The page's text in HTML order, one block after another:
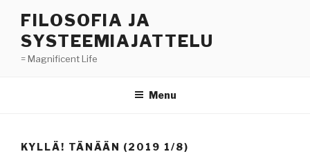
content
FILOSOFIA JA
SYSTEEMIAJATTELU
= Magnificent Life
Menu
KYLLÄ! TÄNÄÄN (2019 1/8)